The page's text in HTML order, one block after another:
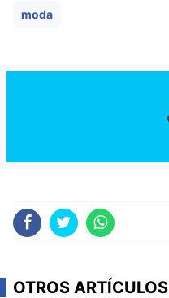
moda
OTROS ARTÍCULOS